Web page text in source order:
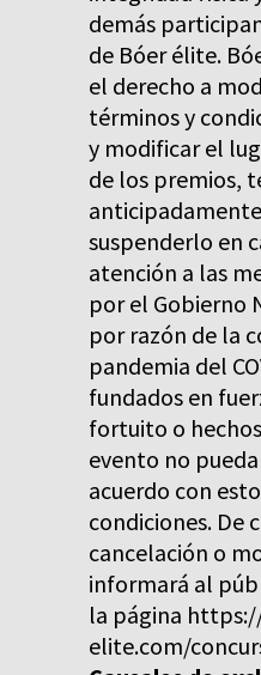
demás
de Bóer élite.
el derecho a
términos y
y modificar el
de los premios,
suspenderlo en
atención a las
por el Gobierno
por razón de la
pandemia del
fundados en
fortuito o
evento no
acuerdo con
condiciones. De
cancelación o
informará al
la página
elite.com/